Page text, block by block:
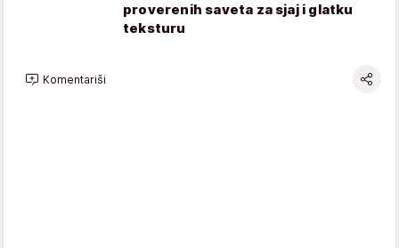
proverenih saveta za sjaj i glatku
teksturu
Komentariši